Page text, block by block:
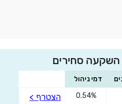
השקעה סחירים
דמי ניהול
0.54% הצטרף >